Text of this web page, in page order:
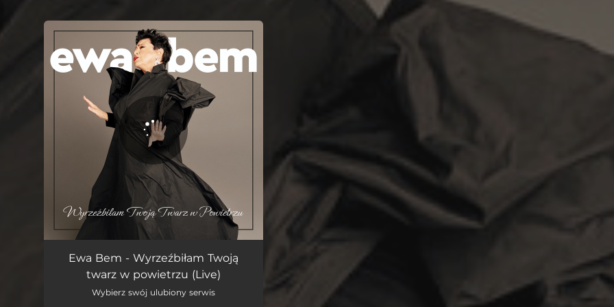
You're all set!
Wyrzeźbiłam Twoją twarz w powietrzu (Live) 03:59
Ewa Bem - Wyrzeźbiłam Twoją
twarz w powietrzu (Live)
Wybierz swój ulubiony serwis